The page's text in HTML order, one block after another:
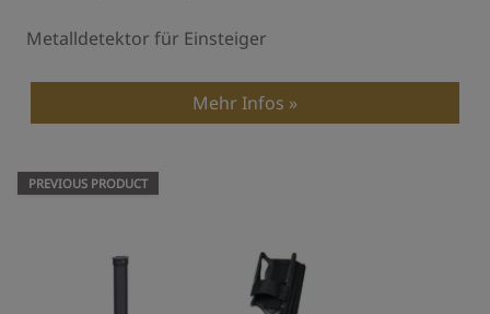
Metalldetektor für Einsteiger
Mehr Infos
PREVIOUS PRODUCT